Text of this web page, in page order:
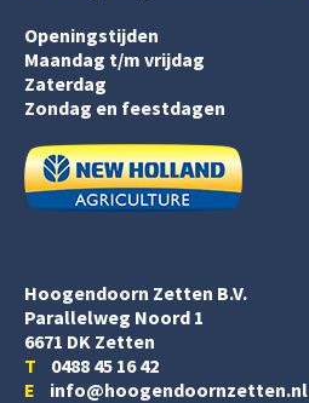
Openingstijden
Maandag t/m vrijdag
Zaterdag
Zondag en feestdagen
Hoogendoorn Zetten B.V.
Parallelweg Noord 1
6671 DK Zetten
T 0488 45 16 42
E info@hoogendoornzetten.nl